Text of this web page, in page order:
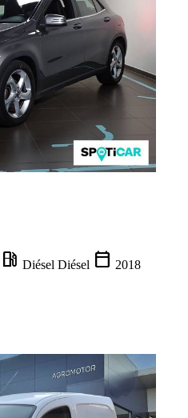
local_gas_station Diésel Diésel calendar_today 2018